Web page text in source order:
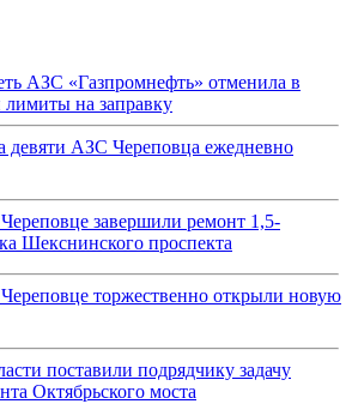
АЗС «Газпромнефть» отменила в
лимиты на заправку
девяти АЗС Череповца ежедневно
завершили ремонт 1,5-
Шекснинского проспекта
торжественно открыли новую
поставили подрядчику задачу
Октябрьского моста